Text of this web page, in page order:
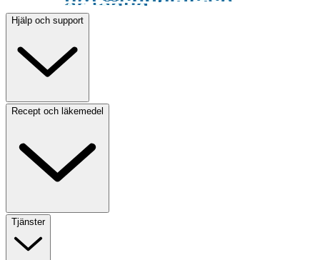
Hjälp och support
Recept och läkemedel
Tjänster